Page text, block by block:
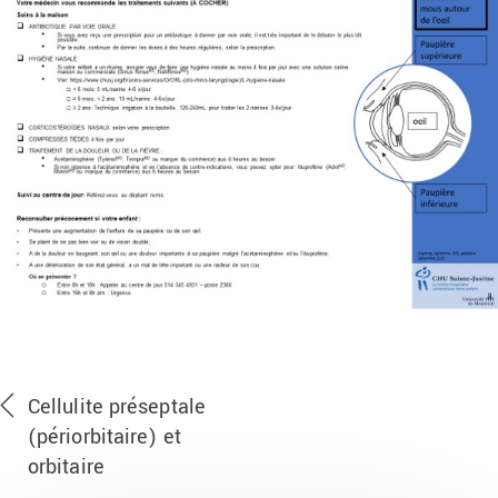
Cellulite préseptale
(périorbitaire) et
orbitaire